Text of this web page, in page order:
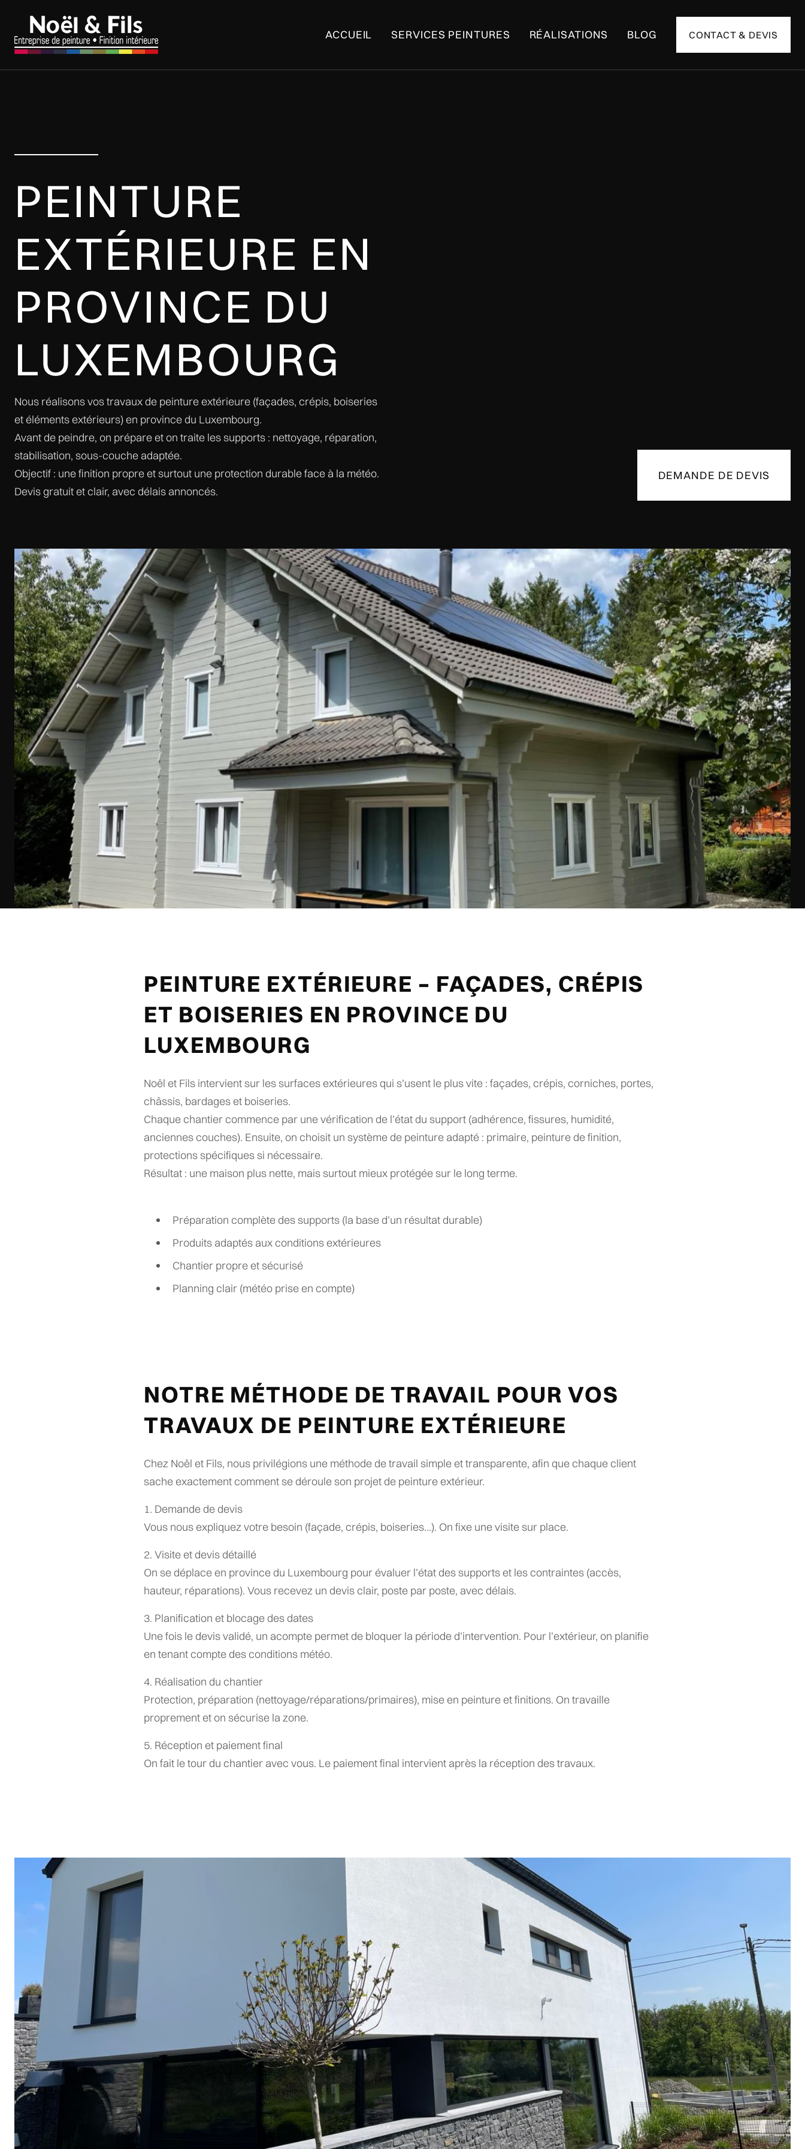
ACCUEIL SERVICES PEINTURES RÉALISATIONS BLOG CONTACT & DEVIS
PEINTURE
EXTÉRIEURE EN
PROVINCE DU
LUXEMBOURG
Nous réalisons vos travaux de peinture extérieure (façades, crépis, boiseries
et éléments extérieurs) en province du Luxembourg.
Avant de peindre, on prépare et on traite les supports : nettoyage, réparation,
stabilisation, sous-couche adaptée.
Objectif : une finition propre et surtout une protection durable face à la météo.
Devis gratuit et clair, avec délais annoncés.
DEMANDE DE DEVIS
PEINTURE EXTÉRIEURE – FAÇADES, CRÉPIS
ET BOISERIES EN PROVINCE DU
LUXEMBOURG
Noël et Fils intervient sur les surfaces extérieures qui s’usent le plus vite : façades, crépis, corniches, portes,
châssis, bardages et boiseries.
Chaque chantier commence par une vérification de l’état du support (adhérence, fissures, humidité,
anciennes couches). Ensuite, on choisit un système de peinture adapté : primaire, peinture de finition,
protections spécifiques si nécessaire.
Résultat : une maison plus nette, mais surtout mieux protégée sur le long terme.
Préparation complète des supports (la base d’un résultat durable)
Produits adaptés aux conditions extérieures
Chantier propre et sécurisé
Planning clair (météo prise en compte)
NOTRE MÉTHODE DE TRAVAIL POUR VOS
TRAVAUX DE PEINTURE EXTÉRIEURE
Chez Noël et Fils, nous privilégions une méthode de travail simple et transparente, afin que chaque client
sache exactement comment se déroule son projet de peinture extérieur.
1. Demande de devis
Vous nous expliquez votre besoin (façade, crépis, boiseries…). On fixe une visite sur place.
2. Visite et devis détaillé
On se déplace en province du Luxembourg pour évaluer l’état des supports et les contraintes (accès,
hauteur, réparations). Vous recevez un devis clair, poste par poste, avec délais.
3. Planification et blocage des dates
Une fois le devis validé, un acompte permet de bloquer la période d’intervention. Pour l’extérieur, on planifie
en tenant compte des conditions météo.
4. Réalisation du chantier
Protection, préparation (nettoyage/réparations/primaires), mise en peinture et finitions. On travaille
proprement et on sécurise la zone.
5. Réception et paiement final
On fait le tour du chantier avec vous. Le paiement final intervient après la réception des travaux.